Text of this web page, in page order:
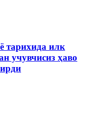
тарихида илк
учувчисиз ҳаво